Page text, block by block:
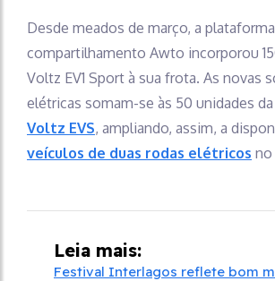
Desde meados de março, a
compartilhamento Awto incorporou
Voltz EV1 Sport à sua frota. As novas
elétricas somam-se às 50 unidades
Voltz EVS, ampliando, assim, a
veículos de duas rodas elétricos no
Leia mais:
Festival Interlagos reflete bom